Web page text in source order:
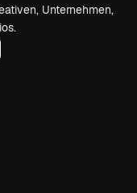
Unternehmen,